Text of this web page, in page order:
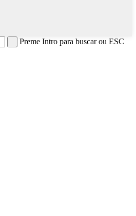
Preme Intro para buscar ou ESC